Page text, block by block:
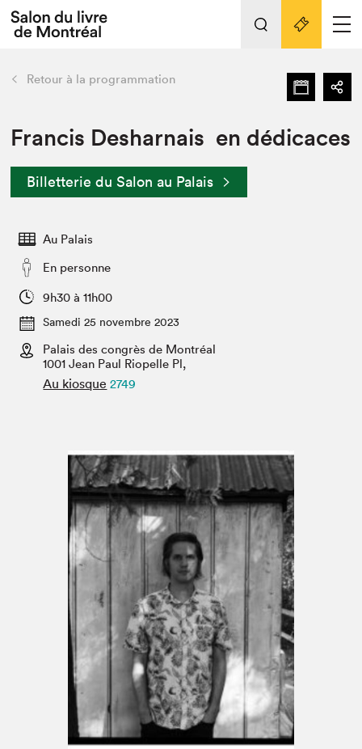
Espace exposant⋅e⋅s
Espace enseignant·e·s
Espace médias
L'événement
Préparer sa visite au Salon
Actualités
SLM PRO
retour Nos activités
Préparer sa visite
Salon dans la ville et en ligne
Projets partenaires
Liens pratiques
Retour à la programmation
Francis Desharnais en dédicaces
Billetterie du Salon au Palais
Au Palais
En personne
9h30 à 11h00
Samedi 25 novembre 2023
Palais des congrès de Montréal
1001 Jean Paul Riopelle Pl,
Au kiosque 2749